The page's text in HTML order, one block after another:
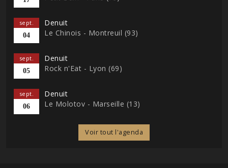
sept.
04
Denuit
Le Chinois - Montreuil (93)
sept.
05
Denuit
Rock n'Eat - Lyon (69)
sept.
06
Denuit
Le Molotov - Marseille (13)
Voir tout l'agenda